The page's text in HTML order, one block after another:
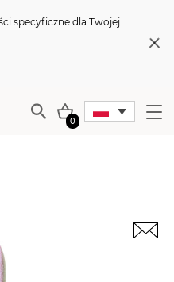
specyficzne dla Twojej
0